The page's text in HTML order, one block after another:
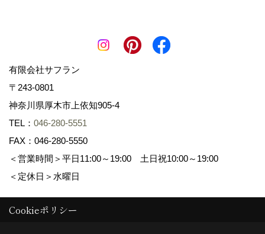
有限会社サフラン
〒243-0801
神奈川県厚木市上依知905-4
TEL： 046-280-5551
FAX：046-280-5550
＜営業時間＞平日11:00～19:00 土日祝10:00～19:00
＜定休日＞水曜日
Cookieポリシー